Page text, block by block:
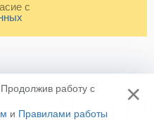
с
работу с
и Правилами работы
×